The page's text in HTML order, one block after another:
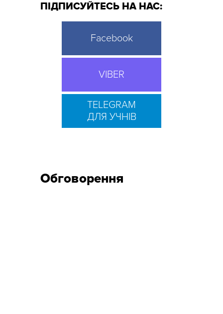
ПІДПИСУЙТЕСЬ НА НАС:
Facebook
VIBER
TELEGRAM
ДЛЯ УЧНІВ
Обговорення